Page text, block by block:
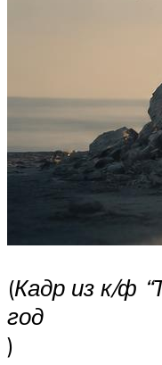
(Кадр из к/ф
год
)